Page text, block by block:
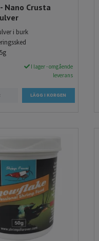
Nano Crusta
i burk
I lager - omgående
leverans